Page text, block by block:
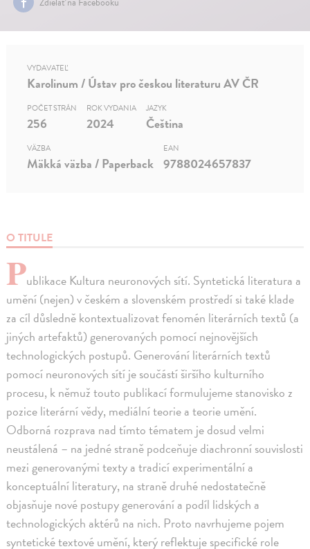
O TITULE
Publikace Kultura neuronových sítí. Syntetická literatura a
umění (nejen) v českém a slovenském prostředí si také klade
za cíl důsledně kontextualizovat fenomén literárních textů (a
jiných artefaktů) generovaných pomocí nejnovějších
technologických postupů. Generování literárních textů
pomocí neuronových sítí je součástí širšího kulturního
procesu, k němuž touto publikací formulujeme stanovisko z
pozice literární vědy, mediální teorie a teorie umění.
Odborná rozprava nad tímto tématem je dosud velmi
neustálená – na jedné straně podceňuje diachronní souvislosti
mezi generovanými texty a tradicí experimentální a
konceptuální literatury, na straně druhé nedostatečně
objasňuje nové postupy generování a podíl lidských a
technologických aktérů na nich. Proto navrhujeme pojem
syntetické textové umění, který reflektuje specifické role
VYDAVATEĽ
Karolinum / Ústav pro českou literaturu AV ČR
POČET STRÁN
256
ROK VYDANIA
2024
JAZYK
Čeština
VÄZBA
Mäkká väzba / Paperback
EAN
9788024657837